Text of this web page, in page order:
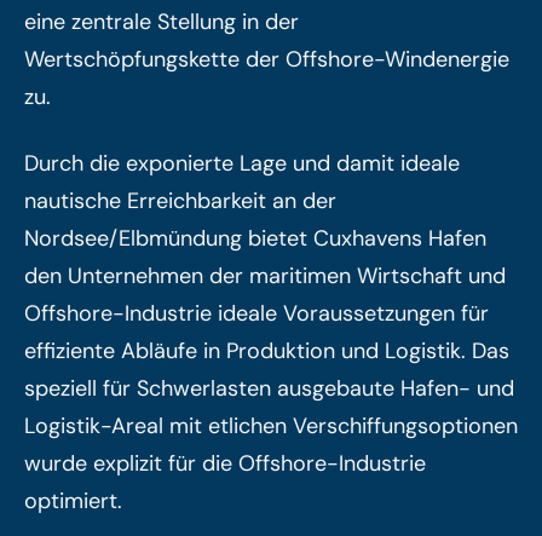
eine zentrale Stellung in der
Wertschöpfungskette der Offshore-Windenergie
zu.
Durch die exponierte Lage und damit ideale
nautische Erreichbarkeit an der
Nordsee/Elbmündung bietet Cuxhavens Hafen
den Unternehmen der maritimen Wirtschaft und
Offshore-Industrie ideale Voraussetzungen für
effiziente Abläufe in Produktion und Logistik. Das
speziell für Schwerlasten ausgebaute Hafen- und
Logistik-Areal mit etlichen Verschiffungsoptionen
wurde explizit für die Offshore-Industrie
optimiert.